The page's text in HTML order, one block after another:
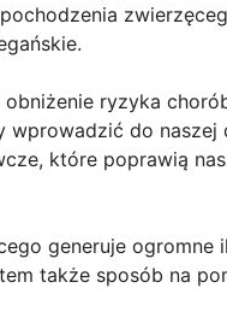
ryzyka
wprowadzić do naszej
które poprawią
generuje ogromne
także sposób na